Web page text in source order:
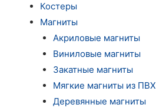
Костеры
Магниты
Акриловые магниты
Виниловые магниты
Закатные магниты
Мягкие магниты из ПВХ
Деревянные магниты